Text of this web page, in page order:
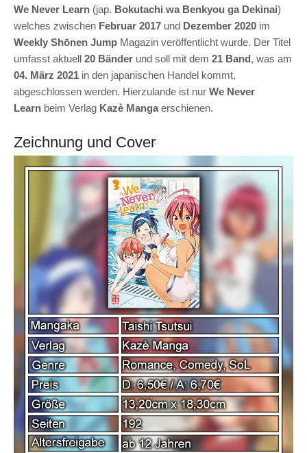
We Never Learn (jap. Bokutachi wa Benkyou ga Dekinai)
welches zwischen Februar 2017 und Dezember 2020 im
Weekly Shōnen Jump Magazin veröffentlicht wurde. Der Titel
umfasst aktuell 20 Bänder und soll mit dem 21 Band, was am
04. März 2021 in den japanischen Handel kommt,
abgeschlossen werden. Hierzulande ist nur We Never
Learn beim Verlag Kazè Mangaerschienen.
Zeichnung und Cover